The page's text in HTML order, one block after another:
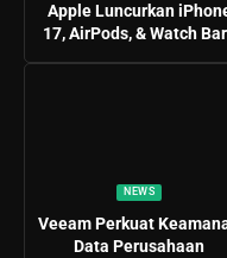
Apple Luncurkan
17, AirPods, & Watch
NEWS
Veeam Perkuat
Data Perusahaan